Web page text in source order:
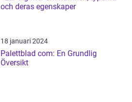
och deras egenskaper
18 januari 2024
Palettblad com: En Grundlig
Översikt